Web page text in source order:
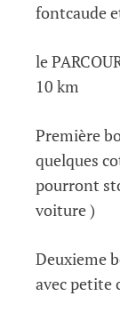
fontcaude
le
10 km
Première
quelques
pourront
voiture )
Deuxieme
avec petite